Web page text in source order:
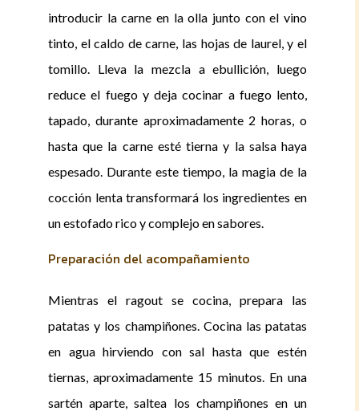
introducir la carne en la olla junto con el vino
tinto, el caldo de carne, las hojas de laurel, y el
tomillo. Lleva la mezcla a ebullición, luego
reduce el fuego y deja cocinar a fuego lento,
tapado, durante aproximadamente 2 horas, o
hasta que la carne esté tierna y la salsa haya
espesado. Durante este tiempo, la magia de la
cocción lenta transformará los ingredientes en
un estofado rico y complejo en sabores.
Preparación del acompañamiento
Mientras el ragout se cocina, prepara las
patatas y los champiñones. Cocina las patatas
en agua hirviendo con sal hasta que estén
tiernas, aproximadamente 15 minutos. En una
sartén aparte, saltea los champiñones en un